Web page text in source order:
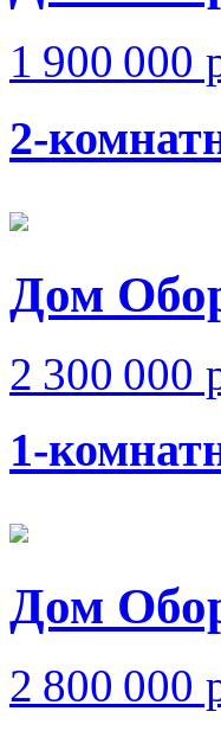
1 900 000
2-
Дом
2 300 000
1-
Дом
2 800 000